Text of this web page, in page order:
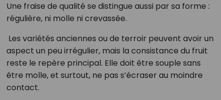
Une fraise de qualité se distingue aussi par sa forme :
régulière, ni molle ni crevassée.
Les variétés anciennes ou de terroir peuvent avoir un
aspect un peu irrégulier, mais la consistance du fruit
reste le repère principal. Elle doit être souple sans
être molle, et surtout, ne pas s’écraser au moindre
contact.